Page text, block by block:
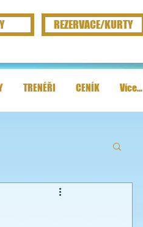
REZERVACE/KURTY
TRENÉŘI CENÍK Více...